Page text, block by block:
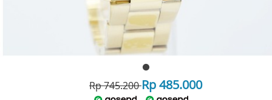
Rp 745.200Rp 485.000